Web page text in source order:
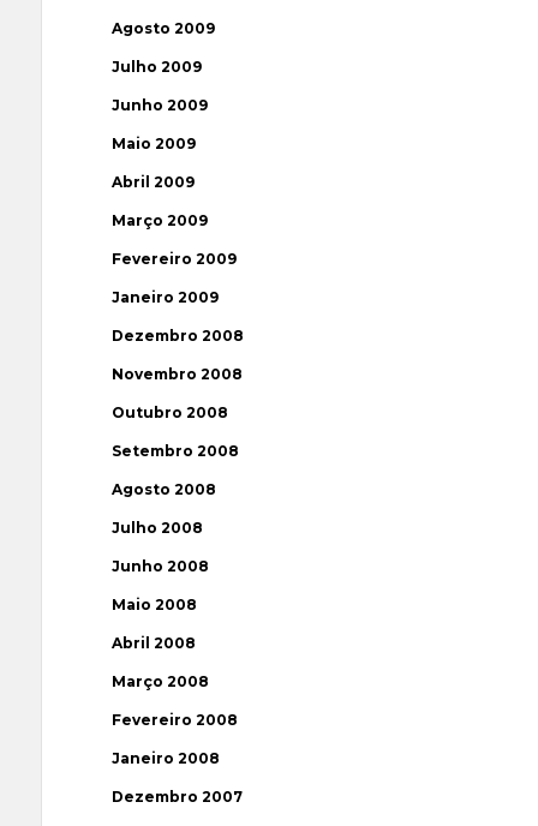
Agosto 2009
Julho 2009
Junho 2009
Maio 2009
Abril 2009
Março 2009
Fevereiro 2009
Janeiro 2009
Dezembro 2008
Novembro 2008
Outubro 2008
Setembro 2008
Agosto 2008
Julho 2008
Junho 2008
Maio 2008
Abril 2008
Março 2008
Fevereiro 2008
Janeiro 2008
Dezembro 2007